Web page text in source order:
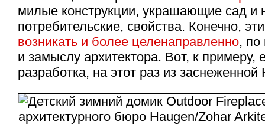
милые конструкции, украшающие сад и
потребительские, свойства. Конечно,
возникать и более целенаправленно, по
и замыслу архитектора. Вот, к примеру,
разработка, на этот раз из заснеженной